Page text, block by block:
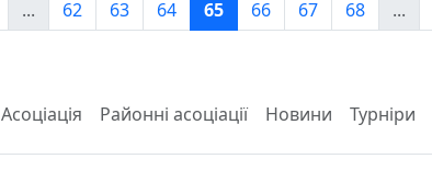
... 62 63 64 65 66 67 68 ...
Асоціація Районні асоціації Новини Турніри